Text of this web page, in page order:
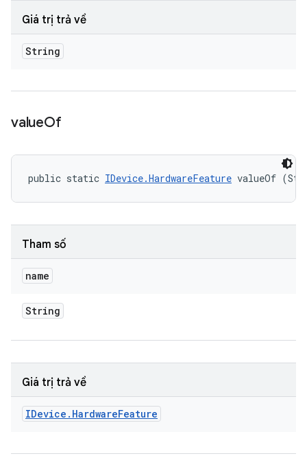
Giá trị trả về
String
valueOf
public static IDevice.HardwareFeature valueOf
Tham số
name
String
Giá trị trả về
IDevice . HardwareFeature